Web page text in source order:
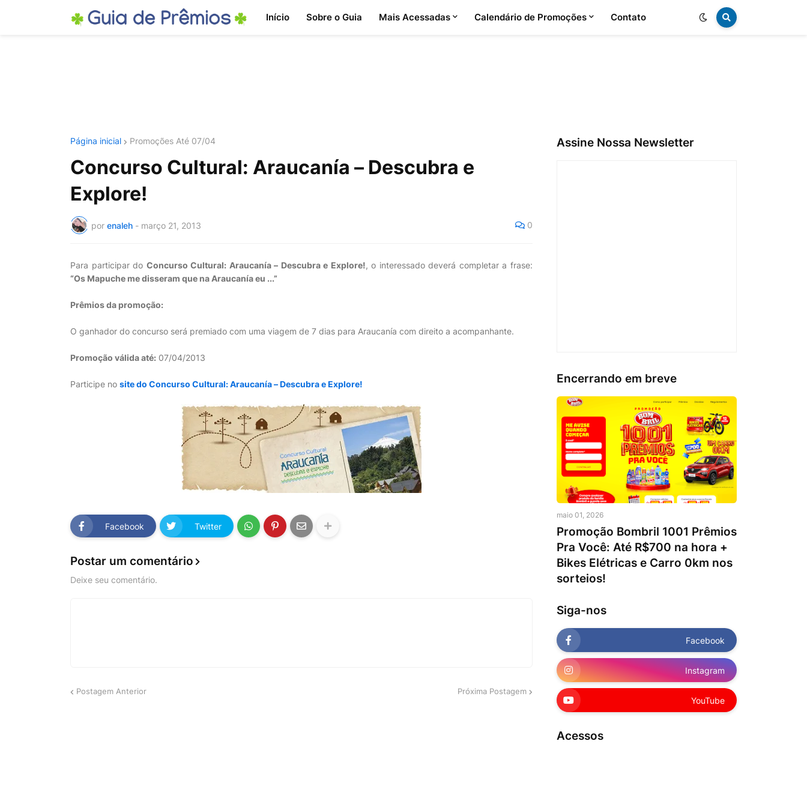
Início Sobre o Guia Mais Acessadas Calendário de Promoções Contato
Página inicial Promoções Até 07/04
Concurso Cultural: Araucanía – Descubra e
Explore!
por enaleh - março 21, 2013 0
Para participar do Concurso Cultural: Araucanía – Descubra e Explore!, o interessado deverá completar a frase:
“Os Mapuche me disseram que na Araucanía eu ...”
Prêmios da promoção:
O ganhador do concurso será premiado com uma viagem de 7 dias para Araucanía com direito a acompanhante.
Promoção válida até: 07/04/2013
Participe no site do Concurso Cultural: Araucanía – Descubra e Explore!
Facebook Twitter
Postar um comentário
Deixe seu comentário.
Postagem Anterior Próxima Postagem
Assine Nossa Newsletter
Encerrando em breve
maio 01, 2026
Promoção Bombril 1001 Prêmios
Pra Você: Até R$700 na hora +
Bikes Elétricas e Carro 0km nos
sorteios!
Siga-nos
Facebook
Instagram
YouTube
Acessos